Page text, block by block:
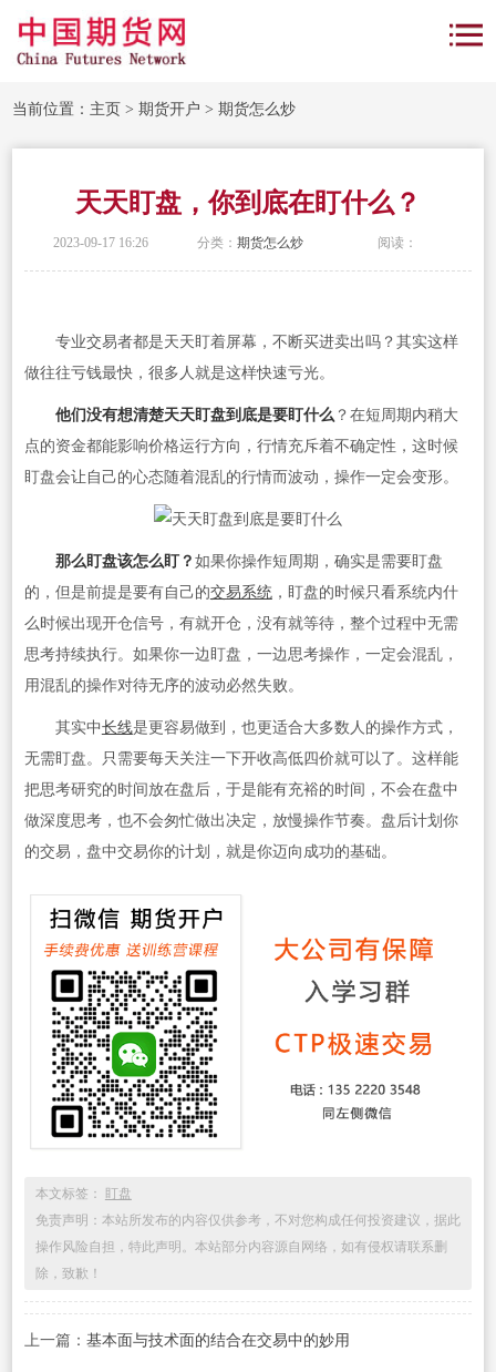
当前位置： 主页 >期货开户 >期货怎么炒
天天盯盘，你到底在盯什么？
2023-09-17 16:26 分类： 期货怎么炒 阅读：
专业交易者都是天天盯着屏幕，不断买进卖出吗？其实这样
做往往亏钱最快，很多人就是这样快速亏光。
他们没有想清楚天天盯盘到底是要盯什么 ？在短周期内稍大
点的资金都能影响价格运行方向，行情充斥着不确定性，这时候
盯盘会让自己的心态随着混乱的行情而波动，操作一定会变形。
那么盯盘该怎么盯？ 如果你操作短周期，确实是需要盯盘
的，但是前提是要有自己的交易系统，盯盘的时候只看系统内什
么时候出现开仓信号，有就开仓，没有就等待，整个过程中无需
思考持续执行。如果你一边盯盘，一边思考操作，一定会混乱，
用混乱的操作对待无序的波动必然失败。
其实中长线是更容易做到，也更适合大多数人的操作方式，
无需盯盘。只需要每天关注一下开收高低四价就可以了。这样能
把思考研究的时间放在盘后，于是能有充裕的时间，不会在盘中
做深度思考，也不会匆忙做出决定，放慢操作节奏。盘后计划你
的交易，盘中交易你的计划，就是你迈向成功的基础。
本文标签： 盯盘
免责声明：本站所发布的内容仅供参考，不对您构成任何投资建议，据此
操作风险自担，特此声明。本站部分内容源自网络，如有侵权请联系删
除，致歉！
上一篇： 基本面与技术面的结合在交易中的妙用